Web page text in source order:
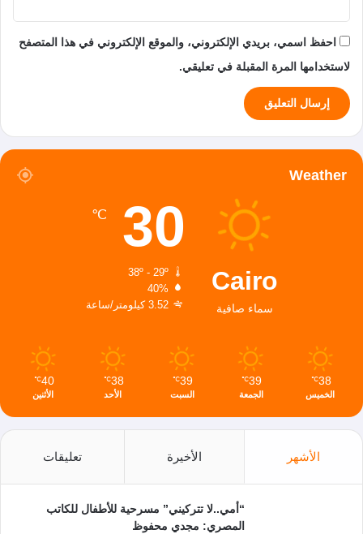
احفظ اسمي، بريدي الإلكتروني، والموقع الإلكتروني في هذا المتصفح
لاستخدامها المرة المقبلة في تعليقي.
Weather
Cairo
سماء صافية
30
℃
38º - 29º
40%
3.52 كيلومتر/ساعة
38
℃
الخميس
39
℃
الجمعة
39
℃
السبت
38
℃
الأحد
40
℃
الأثنين
الأشهر الأخيرة تعليقات
“أمي..لا تتركيني” مسرحية للأطفال للكاتب
المصري: مجدي محفوظ